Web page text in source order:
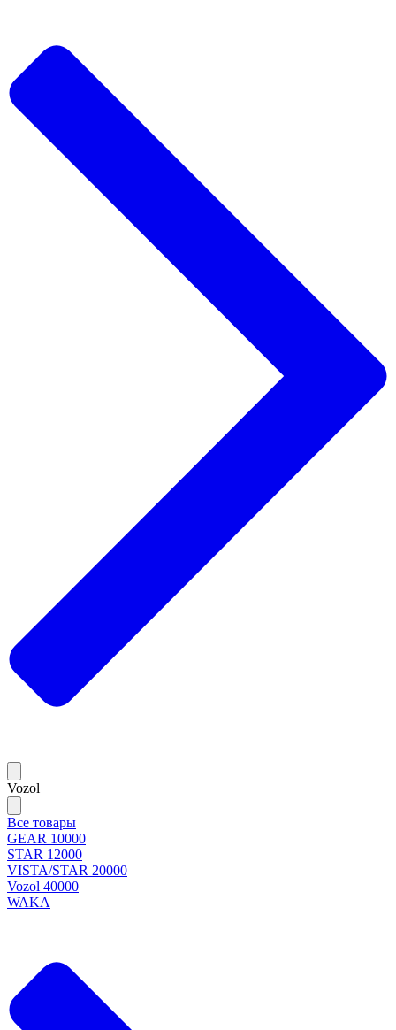
Vozol
Все товары
GEAR 10000
STAR 12000
VISTA/STAR 20000
Vozol 40000
WAKA